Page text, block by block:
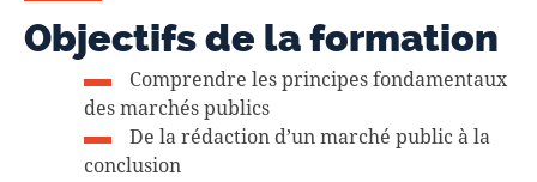
Objectifs de la formation
Comprendre les principes fondamentaux
des marchés publics
De la rédaction d’un marché public à la
conclusion